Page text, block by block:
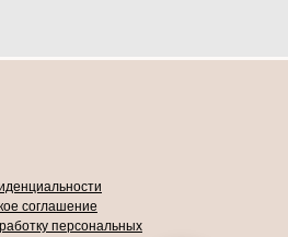
соглашение
персональных